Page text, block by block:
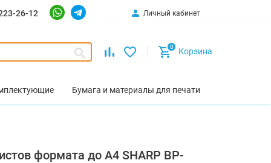
26-12 Личный кабинет
0 Корзина
Бумага и материалы для печати
формата до A4 SHARP BP-